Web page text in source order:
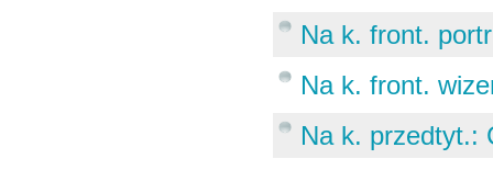
Na k. front.
Na k. front.
Na k. przedtyt.: